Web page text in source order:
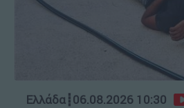
Ελλάδα┋06.08.2026 10:30